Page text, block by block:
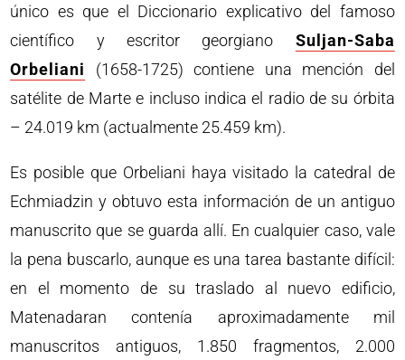
único es que el Diccionario explicativo del famoso
científico y escritor georgiano Suljan-Saba
Orbeliani
(1658-1725) contiene una mención del
satélite de Marte e incluso indica el radio de su órbita
– 24.019 km (actualmente 25.459 km).
Es posible que Orbeliani haya visitado la catedral de
Echmiadzin y obtuvo esta información de un antiguo
manuscrito que se guarda allí. En cualquier caso, vale
la pena buscarlo, aunque es una tarea bastante difícil:
en el momento de su traslado al nuevo edificio,
Matenadaran contenía aproximadamente mil
manuscritos antiguos, 1.850 fragmentos, 2.000